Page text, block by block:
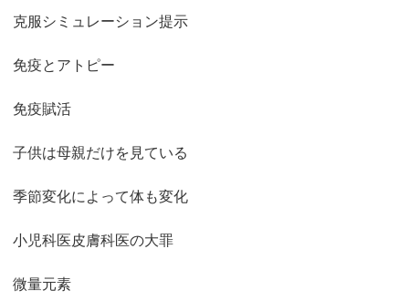
克服シミュレーション提示
免疫とアトピー
免疫賦活
子供は母親だけを見ている
季節変化によって体も変化
小児科医皮膚科医の大罪
微量元素